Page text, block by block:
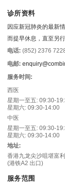
诊所资料
因应新冠肺炎的最新
而提早休息，直至另行
电话: (852) 2376
电邮:
服务时间:
西医
星期一至五: 09:30-
星期六: 09:30-14:00
中医
星期一至五: 09:30-
星期六: 09:30-14:00
地址:
香港九龙尖沙咀堪富
(港铁A2 出口)
服务范围